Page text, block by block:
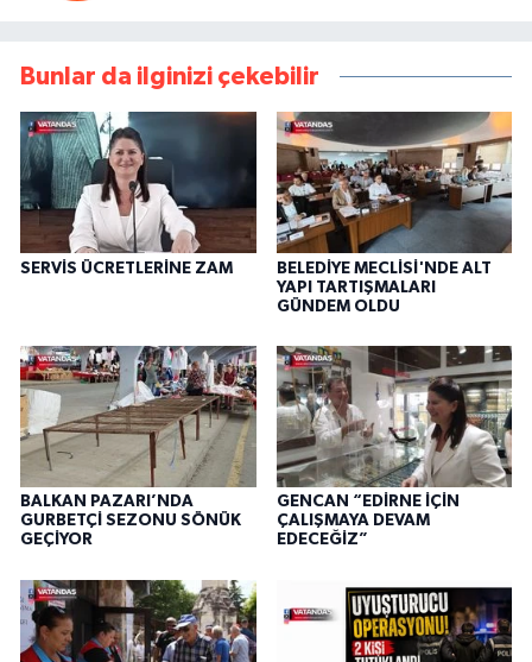
Bunlar da ilginizi çekebilir
SERVİS ÜCRETLERİNE ZAM
BELEDİYE MECLİSİ'NDE ALT
YAPI TARTIŞMALARI
GÜNDEM OLDU
BALKAN PAZARI’NDA
GURBETÇİ SEZONU SÖNÜK
GEÇİYOR
GENCAN “EDİRNE İÇİN
ÇALIŞMAYA DEVAM
EDECEĞİZ”